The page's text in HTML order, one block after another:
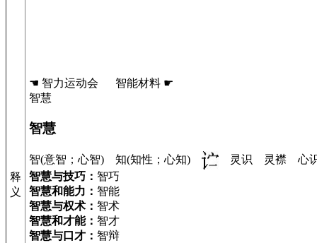
释
义
☚ 智力运动会 智能材料 ☛
智慧
智慧
智(意智；心智) 知(知性；心知)
灵识 灵襟 心
智慧与技巧： 智巧
智慧和能力： 智能
智慧与权术： 智术
智慧和才能： 智才
智慧与口才： 智辩